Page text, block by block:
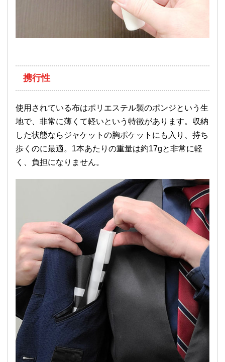
携行性
使用されている布はポリエステル製のポンジという生
地で、非常に薄くて軽いという特徴があります。収納
した状態ならジャケットの胸ポケットにも入り、持ち
歩くのに最適。1本あたりの重量は約17gと非常に軽
く、負担になりません。